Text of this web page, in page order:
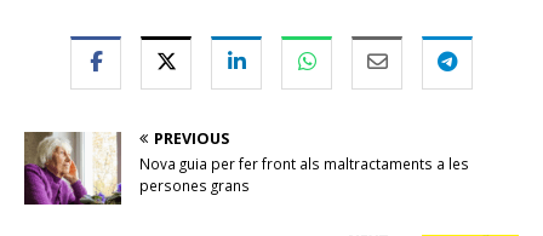
PREVIOUS
Nova guia per fer front als maltractaments a les
persones grans